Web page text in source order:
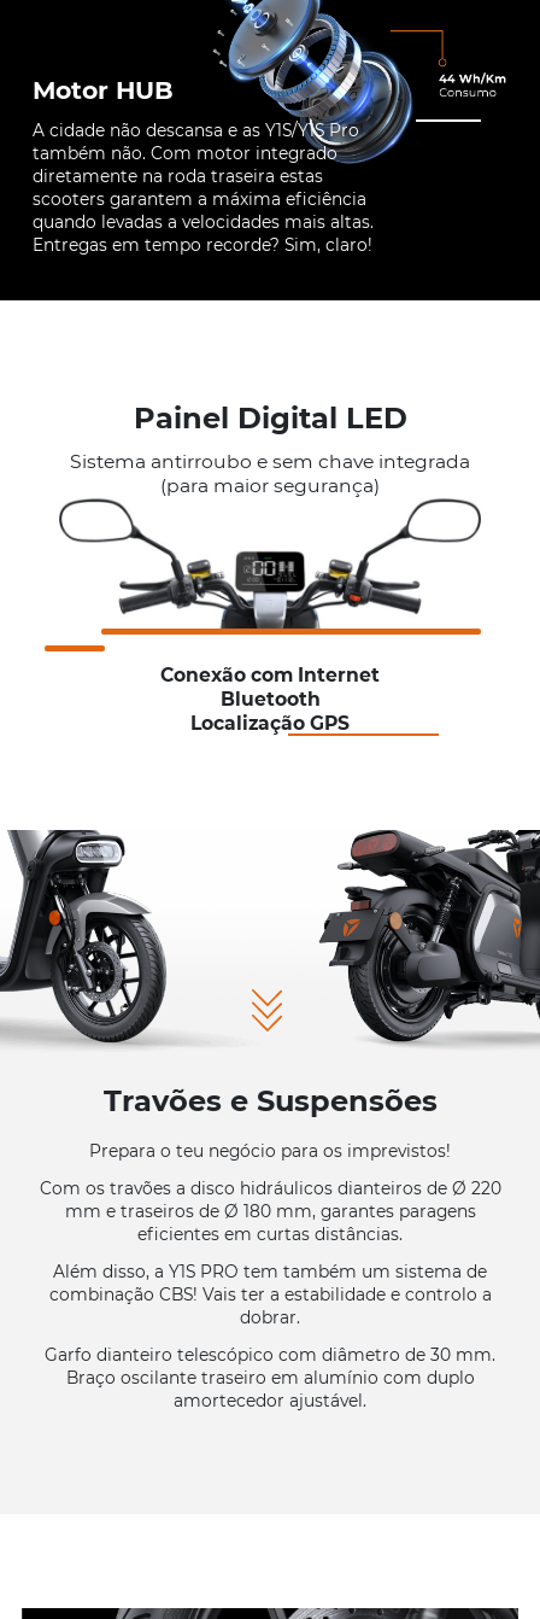
Motor HUB
A cidade não descansa e as Y1S/Y1S Pro
também não. Com motor integrado
diretamente na roda traseira estas
scooters garantem a máxima eficiência
quando levadas a velocidades mais altas.
Entregas em tempo recorde? Sim, claro!
Painel Digital LED
Sistema antirroubo e sem chave integrada
(para maior segurança)
Conexão com Internet
Bluetooth
Localização GPS
Travões e Suspensões
Prepara o teu negócio para os imprevistos!
Com os travões a disco hidráulicos dianteiros de Ø 220
mm e traseiros de Ø 180 mm, garantes paragens
eficientes em curtas distâncias.
Além disso, a Y1S PRO tem também um sistema de
combinação CBS! Vais ter a estabilidade e controlo a
dobrar.
Garfo dianteiro telescópico com diâmetro de 30 mm.
Braço oscilante traseiro em alumínio com duplo
amortecedor ajustável.